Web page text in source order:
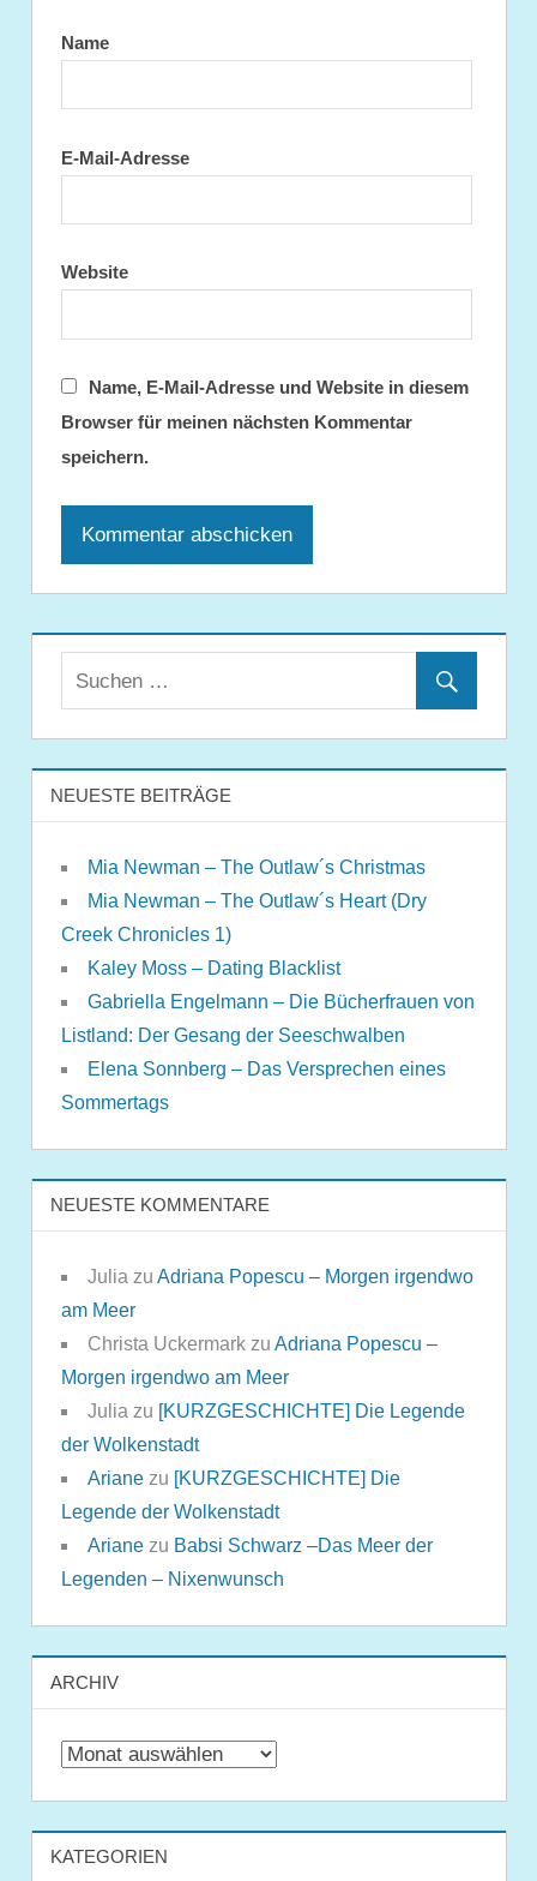
Name
E-Mail-Adresse
Website
Name, E-Mail-Adresse und Website in diesem
Browser für meinen nächsten Kommentar
speichern.
NEUESTE BEITRÄGE
Mia Newman – The Outlaw´s Christmas
Mia Newman – The Outlaw´s Heart (Dry
Creek Chronicles 1)
Kaley Moss – Dating Blacklist
Gabriella Engelmann – Die Bücherfrauen von
Listland: Der Gesang der Seeschwalben
Elena Sonnberg – Das Versprechen eines
Sommertags
NEUESTE KOMMENTARE
Juliazu Adriana Popescu – Morgen irgendwo
am Meer
Christa Uckermarkzu Adriana Popescu –
Morgen irgendwo am Meer
Juliazu
[KURZGESCHICHTE] Die Legende
der Wolkenstadt
Arianezu
[KURZGESCHICHTE] Die
Legende der Wolkenstadt
Arianezu Babsi Schwarz –Das Meer der
Legenden – Nixenwunsch
ARCHIV
Archiv
KATEGORIEN